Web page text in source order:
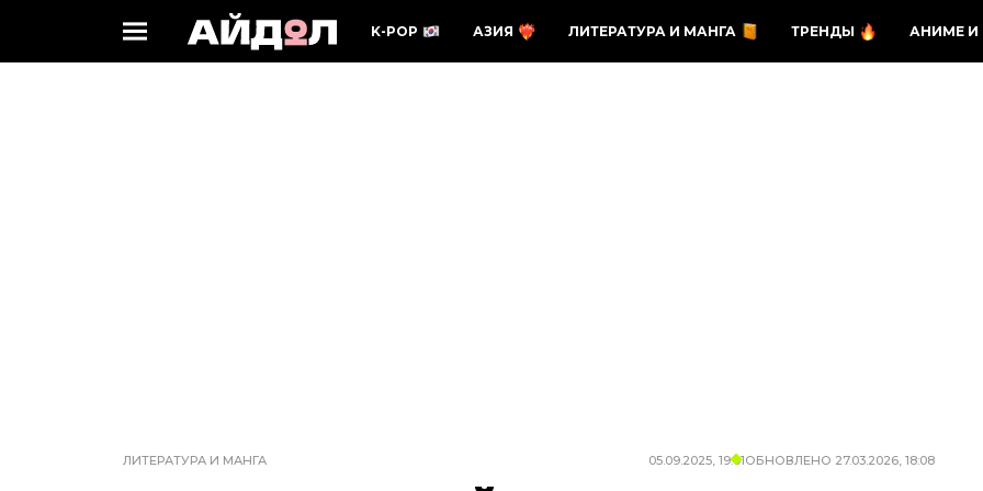
K-POP АЗИЯ ЛИТЕРАТУРА И МАНГА ТРЕНДЫ АНИМЕ И
ЛИТЕРАТУРА И МАНГА 05.09.2025, 19:01ОБНОВЛЕНО 27.03.2026, 18:08